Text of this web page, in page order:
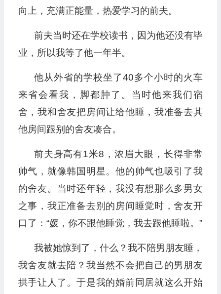
向上，充满正能量，热爱学习的前夫。
前夫当时还在学校读书，因为他还没有毕
业，所以我等了他一年半。
他从外省的学校坐了40多个小时的火车
来省会看我，脚都肿了。当时他来我们宿
舍，我和舍友把房间让给他睡，我准备去其
他房间跟别的舍友凑合。
前夫身高有1米8，浓眉大眼，长得非常
帅气，就像韩国明星。他的帅气也吸引了我
的舍友。当时还年轻，我没有想那么多男女
之事，我正准备去别的房间睡觉时，舍友开
口了：“媛，你不跟他睡觉，我去跟他睡啦。”
我被她惊到了，什么？我不陪男朋友睡，
我舍友就去陪？我当然不会把自己的男朋友
拱手让人了。于是我的婚前同居就这么开始